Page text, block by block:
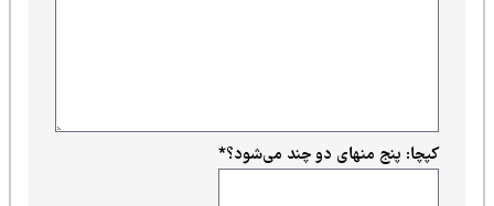
کپچا: پنج منهای دو چند می‌شود؟*